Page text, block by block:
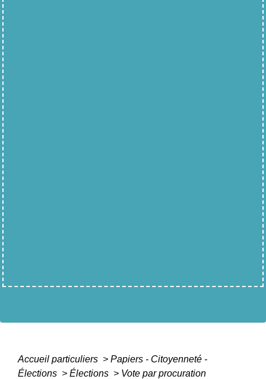
Accueil particuliers > Papiers - Citoyenneté -
Élections > Élections > Vote par procuration